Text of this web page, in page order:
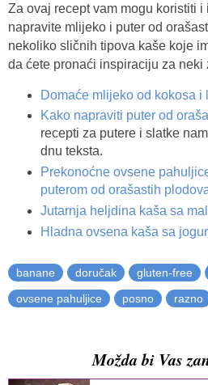
Za ovaj recept vam mogu koristiti i
napravite mlijeko i puter od
nekoliko sličnih tipova kaše koje
da ćete pronaći inspiraciju za neki
Domaće mlijeko od kokosa i
Kako napraviti puter od
recepti za putere i slatke
dnu teksta.
Prekonoćne ovsene
puterom od orašastih
Jutarnja heljdina kaša sa
Hladna ovsena kaša sa
banane doručak gluten-free
ovsene pahuljice
posno razno
Možda bi Vas